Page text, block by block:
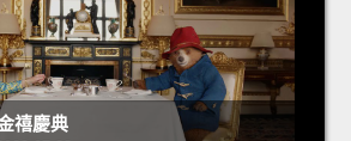
禧慶典